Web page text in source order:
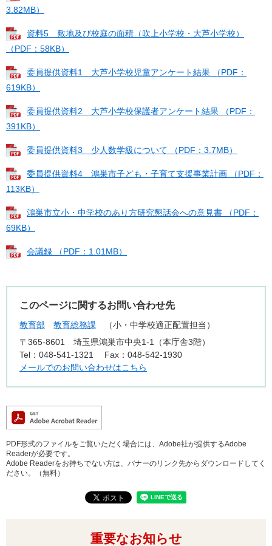
3.82MB）
資料5 敷地及び校庭の面積（吹上小学校・大芦小学校）
（PDF：58KB）
委員提供資料1 大芦小学校児童アンケート結果 （PDF：
619KB）
委員提供資料2 大芦小学校保護者アンケート結果 （PDF：
391KB）
委員提供資料3 少人数学級について （PDF：3.7MB）
委員提供資料4 鴻巣市子ども・子育て支援事業計画 （PDF：
113KB）
鴻巣市立小・中学校のあり方研究懇話会への意見書 （PDF：
69KB）
会議録 （PDF：1.01MB）
このページに関するお問い合わせ先
教育部 教育総務課
小・中学校適正配置担当
〒365-8601
埼玉県鴻巣市中央1-1（本庁舎3階）
Tel：048-541-1321
Fax：048-542-1930
メールでのお問い合わせはこちら
PDF形式のファイルをご覧いただく場合には、Adobe社が提供するAdobe
Readerが必要です。
Adobe Readerをお持ちでない方は、バナーのリンク先からダウンロードしてく
ださい。（無料）
重要なお知らせ